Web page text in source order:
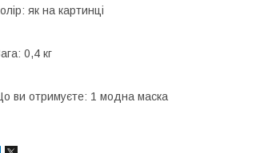
як на картинці
0,4 кг
ви отримуєте: 1 модна маска